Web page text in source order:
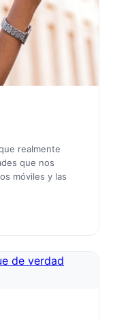
realmente
que nos
móviles y las